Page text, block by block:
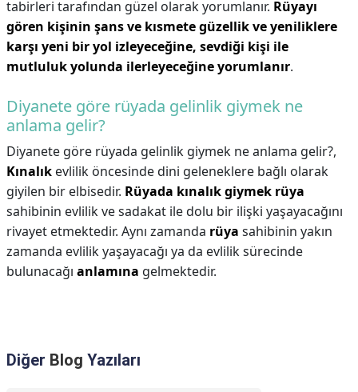
tabirleri tarafından güzel olarak yorumlanır. Rüyayı
gören kişinin şans ve kısmete güzellik ve yeniliklere
karşı yeni bir yol izleyeceğine, sevdiği kişi ile
mutluluk yolunda ilerleyeceğine yorumlanır.
Diyanete göre rüyada gelinlik giymek ne
anlama gelir?
Diyanete göre rüyada gelinlik giymek ne anlama gelir?,
Kınalık evlilik öncesinde dini geleneklere bağlı olarak
giyilen bir elbisedir. Rüyada kınalık giymek rüya
sahibinin evlilik ve sadakat ile dolu bir ilişki yaşayacağını
rivayet etmektedir. Aynı zamanda rüya sahibinin yakın
zamanda evlilik yaşayacağı ya da evlilik sürecinde
bulunacağı anlamına gelmektedir.
Diğer Blog Yazıları